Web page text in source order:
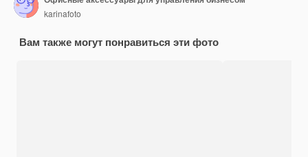
karinafoto
Вам также могут понравиться эти фото